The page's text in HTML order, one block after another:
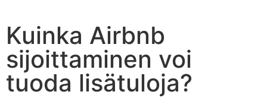
Kuinka Airbnb
sijoittaminen voi
tuoda lisätuloja?